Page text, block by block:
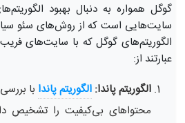
گوگل همواره به دنبال بهبود
سایت‌هایی است که از روش‌های سئو
الگوریتم‌های گوگل که با سایت‌های
عبارتند از:
الگوریتم پاندا: الگوریتم پاندا با
محتواهای بی‌کیفیت را تشخیص